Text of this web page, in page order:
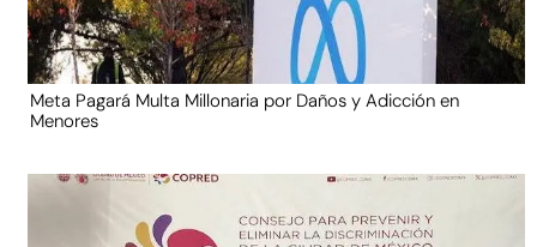
Meta Pagará Multa Millonaria por Daños y Adicción en
Menores